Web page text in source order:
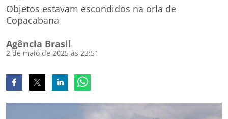
Objetos estavam escondidos na orla de
Copacabana
Agência Brasil
2 de maio de 2025 às 23:51